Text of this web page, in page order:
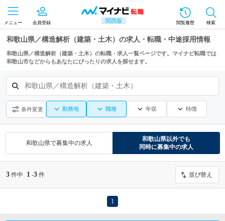
関西版
メニュー 会員登録 閲覧履歴 検索
和歌山県／構造解析（建築・土木）の求人・転職・中途採用情報
和歌山県／構造解析（建築・土木）の転職・求人一覧ページです。マイナビ転職では
和歌山市などからもあなたにぴったりの求人を探せます。
和歌山県／構造解析（建築・土木）
条件変更 勤務地 職種 年収 特徴
和歌山県で募集中の求人
和歌山県以外でも
同時に募集中の求人
3 件中 1 -3 件 並び替え
1